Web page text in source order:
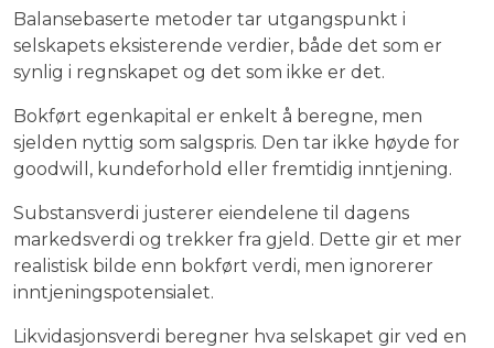
Balansebaserte metoder tar utgangspunkt i
selskapets eksisterende verdier, både det som er
synlig i regnskapet og det som ikke er det.
Bokført egenkapital er enkelt å beregne, men
sjelden nyttig som salgspris. Den tar ikke høyde for
goodwill, kundeforhold eller fremtidig inntjening.
Substansverdi justerer eiendelene til dagens
markedsverdi og trekker fra gjeld. Dette gir et mer
realistisk bilde enn bokført verdi, men ignorerer
inntjeningspotensialet.
Likvidasjonsverdi beregner hva selskapet gir ved en